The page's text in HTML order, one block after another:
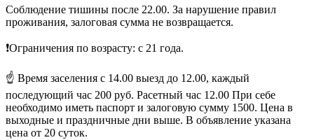
Соблюдение тишины после 22.00. За нарушение правил
проживания, залоговая сумма не возвращается.
❗Ограничения по возрасту: с 21 года.
☝️ Время заселения с 14.00 выезд до 12.00, каждый
последующий час 200 руб. Расетный час 12.00 При себе
необходимо иметь паспорт и залоговую сумму 1500. Цена в
выходные и праздничные дни выше. В объявление указана
цена от 20 суток.